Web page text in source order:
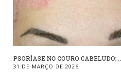
PSORÍASE NO COURO CABELUDO:
31 DE MARÇO DE 2026